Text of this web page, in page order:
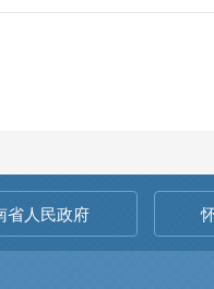
省人民政府